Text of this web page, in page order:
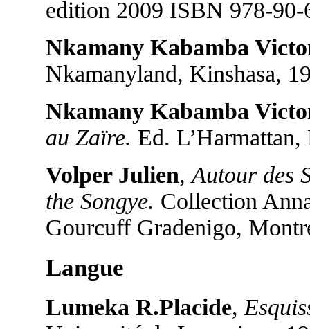
edition 2009 ISBN 978-
Nkamany Kabamba
Nkamanyland, Kinshasa,
Nkamany Kabamba
au Zaïre. Ed. L’Harmattan,
Volper Julien,Autour des
the Songye. Collection
Gourcuff Gradenigo,
Langue
Lumeka R.Placide,